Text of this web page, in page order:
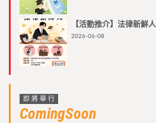
【活動推介】法律新鮮人
2026-06-08
即將舉行
ComingSoon